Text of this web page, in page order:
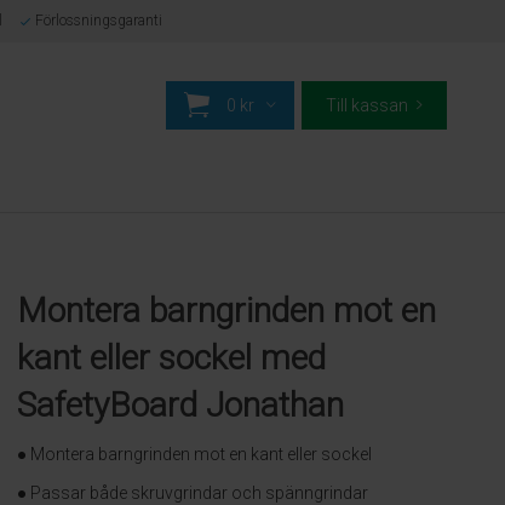
Förlossningsgaranti
Till kassan
0 kr
Montera barngrinden mot en
kant eller sockel med
SafetyBoard Jonathan
● Montera barngrinden mot en kant eller sockel
● Passar både skruvgrindar och spänngrindar